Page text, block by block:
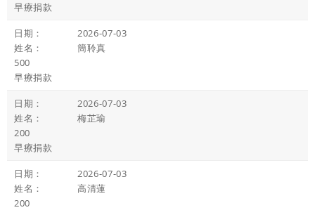
早療捐款
2026-07-03
簡聆真
500
早療捐款
2026-07-03
梅芷瑜
200
早療捐款
2026-07-03
高清蓮
200